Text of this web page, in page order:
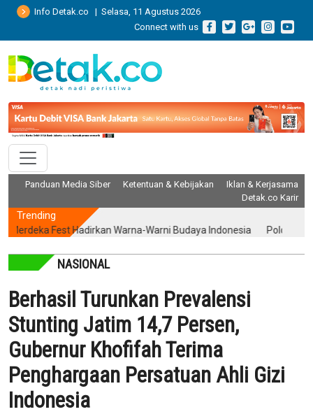
Info Detak.co | Selasa, 11 Agustus 2026
Connect with us
Panduan Media Siber Ketentuan & Kebijakan
Iklan & Kerjasama
Detak.co Karir
Trending
Fest Hadirkan Warna-Warni Budaya Indonesia Polda Metro Jaya
NASIONAL
Berhasil Turunkan Prevalensi
Stunting Jatim 14,7 Persen,
Gubernur Khofifah Terima
Penghargaan Persatuan Ahli Gizi
Indonesia